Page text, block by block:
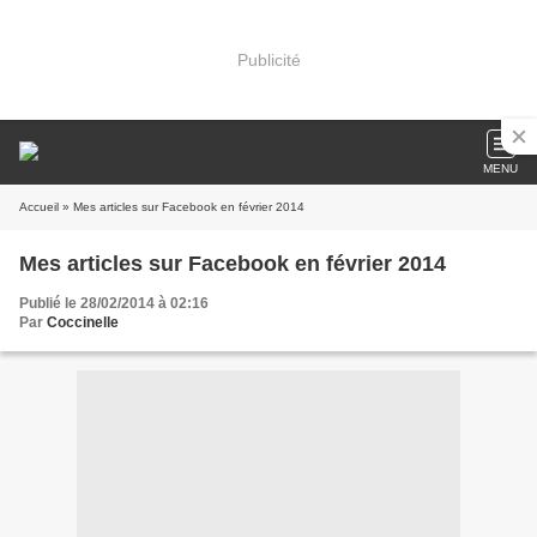
Publicité
MENU
Accueil » Mes articles sur Facebook en février 2014
Mes articles sur Facebook en février 2014
Publié le 28/02/2014 à 02:16
Par Coccinelle